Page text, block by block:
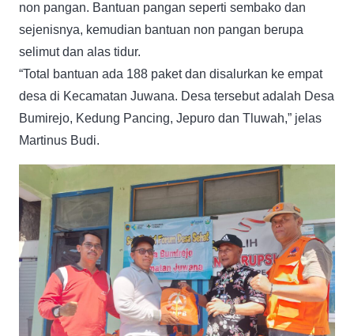
non pangan. Bantuan pangan seperti sembako dan
sejenisnya, kemudian bantuan non pangan berupa
selimut dan alas tidur.
“Total bantuan ada 188 paket dan disalurkan ke empat
desa di Kecamatan Juwana. Desa tersebut adalah Desa
Bumirejo, Kedung Pancing, Jepuro dan Tluwah,” jelas
Martinus Budi.